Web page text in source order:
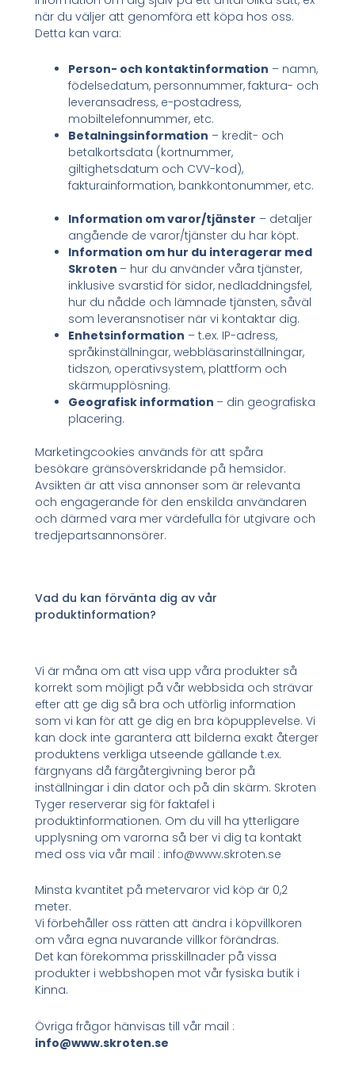
när du väljer att genomföra ett köpa hos oss.
Detta kan vara:
Person- och kontaktinformation – namn,
födelsedatum, personnummer, faktura- och
leveransadress, e-postadress,
mobiltelefonnummer, etc.
Betalningsinformation – kredit- och
betalkortsdata (kortnummer,
giltighetsdatum och CVV-kod),
fakturainformation, bankkontonummer, etc.
Information om varor/tjänster – detaljer
angående de varor/tjänster du har köpt.
Information om hur du interagerar med
Skroten – hur du använder våra tjänster,
inklusive svarstid för sidor, nedladdningsfel,
hur du nådde och lämnade tjänsten, såväl
som leveransnotiser när vi kontaktar dig.
Enhetsinformation – t.ex. IP-adress,
språkinställningar, webbläsarinställningar,
tidszon, operativsystem, plattform och
skärmupplösning.
Geografisk information – din geografiska
placering.
Marketingcookies används för att spåra
besökare gränsöverskridande på hemsidor.
Avsikten är att visa annonser som är relevanta
och engagerande för den enskilda användaren
och därmed vara mer värdefulla för utgivare och
tredjepartsannonsörer.
Vad du kan förvänta dig av vår
produktinformation?
Vi är måna om att visa upp våra produkter så
korrekt som möjligt på vår webbsida och strävar
efter att ge dig så bra och utförlig information
som vi kan för att ge dig en bra köpupplevelse. Vi
kan dock inte garantera att bilderna exakt återger
produktens verkliga utseende gällande t.ex.
färgnyans då färgåtergivning beror på
inställningar i din dator och på din skärm. Skroten
Tyger reserverar sig för faktafel i
produktinformationen. Om du vill ha ytterligare
upplysning om varorna så ber vi dig ta kontakt
med oss via vår mail : info@www.skroten.se
Minsta kvantitet på metervaror vid köp är 0,2
meter.
Vi förbehåller oss rätten att ändra i köpvillkoren
om våra egna nuvarande villkor förändras.
Det kan förekomma prisskillnader på vissa
produkter i webbshopen mot vår fysiska butik i
Kinna.
Övriga frågor hänvisas till vår mail :
info@www.skroten.se